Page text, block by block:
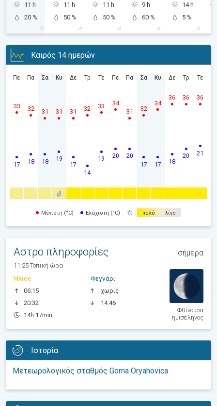
11 h
20 %
11 h
50 %
11 h
50 %
9 h
60 %
14 h
5 %
Καιρός 14 ημερών
Πε
17
33
Πα
18
32
Σα
18
31
Κυ
19
31
Δε
17
31
Τρ
14
32
Τε
19
33
Πε
20
34
Πα
20
31
Σα
17
32
Κυ
17
34
Δε
18
36
Τρ
20
36
Τε
21
36
Μέγιστη (°C) Ελάχιστη (°C) πολύ λίγο
Αστρο πληροφορίες σήμερα
11:25 Τοπική ώρα
Ήλιος
06:15
20:32
14h 17min
Φεγγάρι
χωρίς
14:46
Φθίνουσα
ημισέληνος
Ιστορία
Μετεωρολογικός σταθμός Gorna Oryahovica